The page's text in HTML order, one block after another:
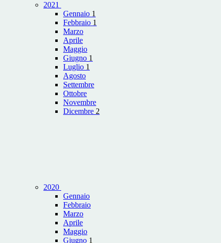
2021
Gennaio 1
Febbraio 1
Marzo
Aprile
Maggio
Giugno 1
Luglio 1
Agosto
Settembre
Ottobre
Novembre
Dicembre 2
2020
Gennaio
Febbraio
Marzo
Aprile
Maggio
Giugno 1